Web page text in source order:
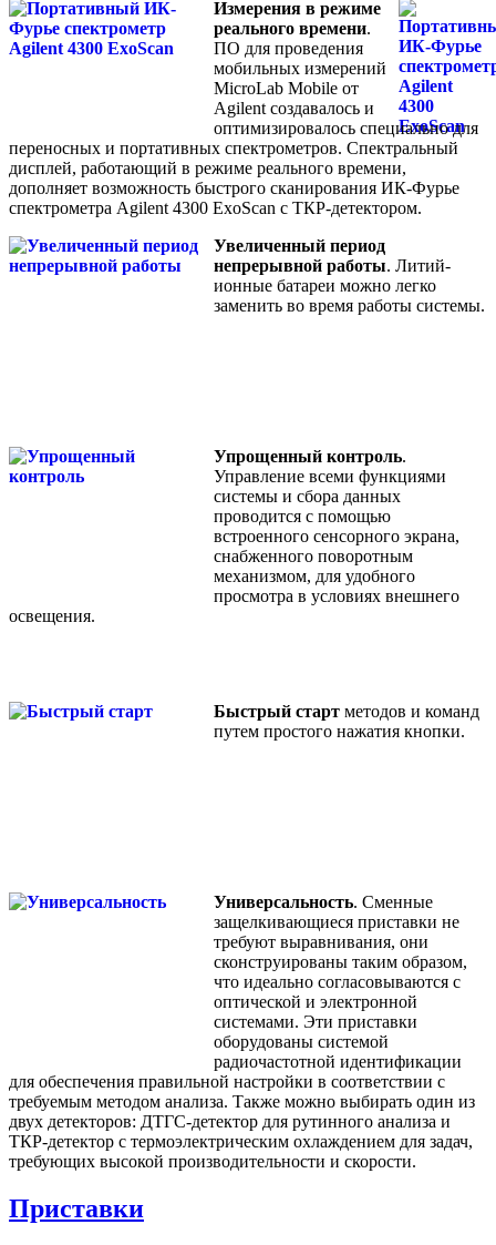
Измерения в режиме
реального времени.
ПО для проведения
мобильных измерений
MicroLab Mobile от
Agilent создавалось и
оптимизировалось специально для
переносных и портативных спектрометров. Спектральный
дисплей, работающий в режиме реального времени,
дополняет возможность быстрого сканирования ИК-Фурье
спектрометра Agilent 4300 ExoScan с ТКР-детектором.
Увеличенный период
непрерывной работы. Литий-
ионные батареи можно легко
заменить во время работы системы.
Упрощенный контроль.
Управление всеми функциями
системы и сбора данных
проводится с помощью
встроенного сенсорного экрана,
снабженного поворотным
механизмом, для удобного
просмотра в условиях внешнего
освещения.
Быстрый старт методов и команд
путем простого нажатия кнопки.
Универсальность. Сменные
защелкивающиеся приставки не
требуют выравнивания, они
сконструированы таким образом,
что идеально согласовываются с
оптической и электронной
системами. Эти приставки
оборудованы системой
радиочастотной идентификации
для обеспечения правильной настройки в соответствии с
требуемым методом анализа. Также можно выбирать один из
двух детекторов: ДТГС-детектор для рутинного анализа и
ТКР-детектор с термоэлектрическим охлаждением для задач,
требующих высокой производительности и скорости.
Приставки